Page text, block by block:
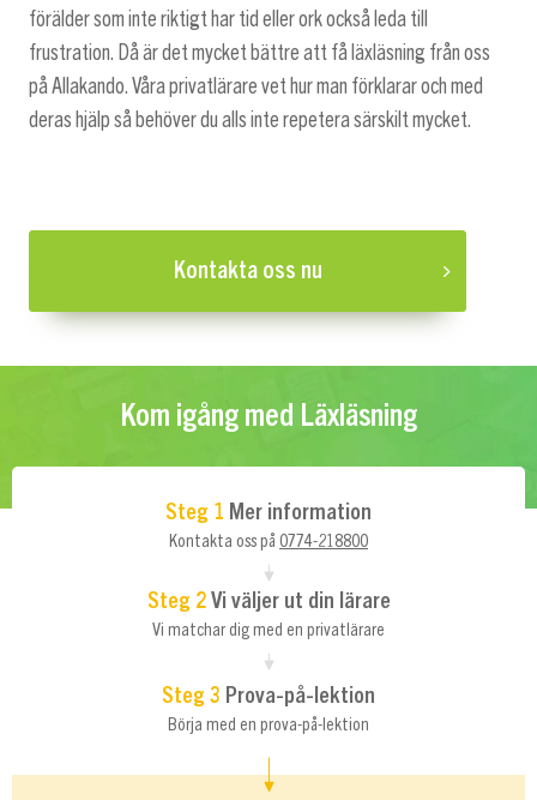
förälder som inte riktigt har tid eller ork också leda till
frustration. Då är det mycket bättre att få läxläsning från oss
på Allakando. Våra privatlärare vet hur man förklarar och med
deras hjälp så behöver du alls inte repetera särskilt mycket.
Kontakta oss nu
Kom igång med Läxläsning
Steg 1 Mer information
Kontakta oss på 0774-218800
Steg 2Vi väljer ut din lärare
Vi matchar dig med en privatlärare
Steg 3 Prova-på-lektion
Börja med en prova-på-lektion